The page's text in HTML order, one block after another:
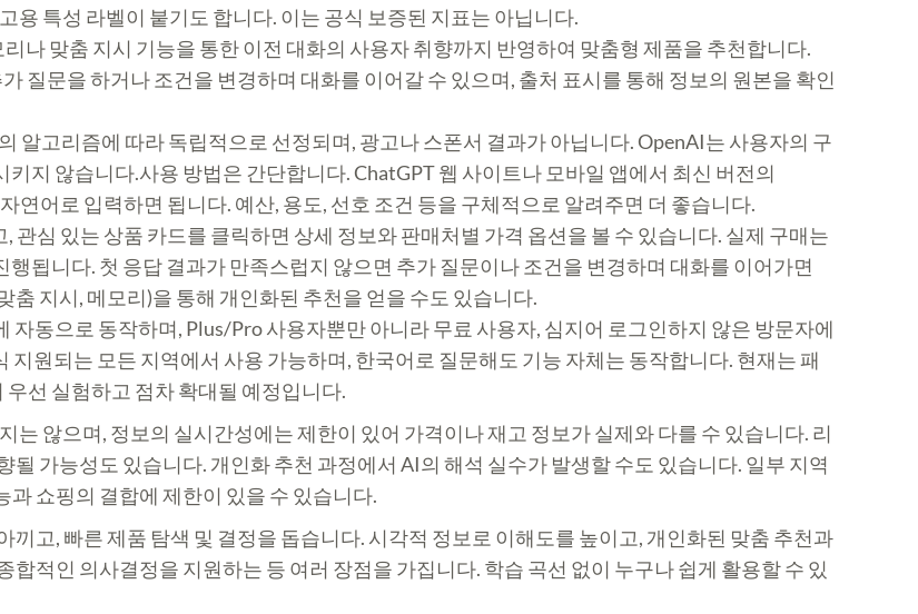
용 특성 라벨이 붙기도 합니다. 이는 공식 보증된 지표는 아닙니다.
나 맞춤 지시 기능을 통한 이전 대화의 사용자 취향까지 반영하여 맞춤형 제품을 추천합니다.
질문을 하거나 조건을 변경하며 대화를 이어갈 수 있으며, 출처 표시를 통해 정보의 원본을 확인
알고리즘에 따라 독립적으로 선정되며, 광고나 스폰서 결과가 아닙니다. OpenAI는 사용자의 구
지 않습니다.사용 방법은 간단합니다. ChatGPT 웹 사이트나 모바일 앱에서 최신 버전의
연어로 입력하면 됩니다. 예산, 용도, 선호 조건 등을 구체적으로 알려주면 더 좋습니다.
관심 있는 상품 카드를 클릭하면 상세 정보와 판매처별 가격 옵션을 볼 수 있습니다. 실제 구매는
됩니다. 첫 응답 결과가 만족스럽지 않으면 추가 질문이나 조건을 변경하며 대화를 이어가면
지시, 메모리)을 통해 개인화된 추천을 얻을 수도 있습니다.
자동으로 동작하며, Plus/Pro 사용자뿐만 아니라 무료 사용자, 심지어 로그인하지 않은 방문자에
원되는 모든 지역에서 사용 가능하며, 한국어로 질문해도 기능 자체는 동작합니다. 현재는 패
선 실험하고 점차 확대될 예정입니다.
는 않으며, 정보의 실시간성에는 제한이 있어 가격이나 재고 정보가 실제와 다를 수 있습니다. 리
가능성도 있습니다. 개인화 추천 과정에서 AI의 해석 실수가 발생할 수도 있습니다. 일부 지역
과 쇼핑의 결합에 제한이 있을 수 있습니다.
고, 빠른 제품 탐색 및 결정을 돕습니다. 시각적 정보로 이해도를 높이고, 개인화된 맞춤 추천과
적인 의사결정을 지원하는 등 여러 장점을 가집니다. 학습 곡선 없이 누구나 쉽게 활용할 수 있